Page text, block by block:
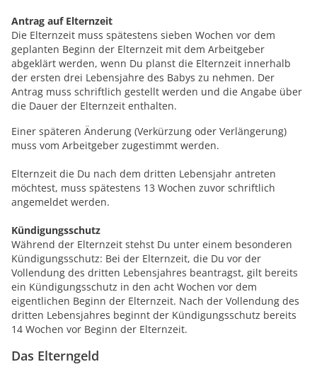
Antrag auf Elternzeit
Die Elternzeit muss spätestens sieben Wochen vor dem
geplanten Beginn der Elternzeit mit dem Arbeitgeber
abgeklärt werden, wenn Du planst die Elternzeit innerhalb
der ersten drei Lebensjahre des Babys zu nehmen. Der
Antrag muss schriftlich gestellt werden und die Angabe über
die Dauer der Elternzeit enthalten.
Einer späteren Änderung (Verkürzung oder Verlängerung)
muss vom Arbeitgeber zugestimmt werden.
Elternzeit die Du nach dem dritten Lebensjahr antreten
möchtest, muss spätestens 13 Wochen zuvor schriftlich
angemeldet werden.
Kündigungsschutz
Während der Elternzeit stehst Du unter einem besonderen
Kündigungsschutz: Bei der Elternzeit, die Du vor der
Vollendung des dritten Lebensjahres beantragst, gilt bereits
ein Kündigungsschutz in den acht Wochen vor dem
eigentlichen Beginn der Elternzeit. Nach der Vollendung des
dritten Lebensjahres beginnt der Kündigungsschutz bereits
14 Wochen vor Beginn der Elternzeit.
Das Elterngeld